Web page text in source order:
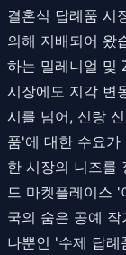
결혼식 답례품 시
의해 지배되어 왔
하는 밀레니얼 및
시장에도 지각 변
시를 넘어, 신랑
품'에 대한 수요가
한 시장의 니즈를
드 마켓플레이스
국의 숨은 공예
나뿐인 '수제 답례